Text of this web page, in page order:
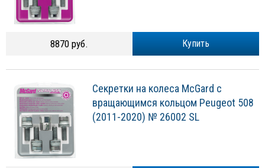
Купить
8870 руб.
Секретки на колеса McGard с
вращающимся кольцом Peugeot 508
(2011-2020) № 26002 SL